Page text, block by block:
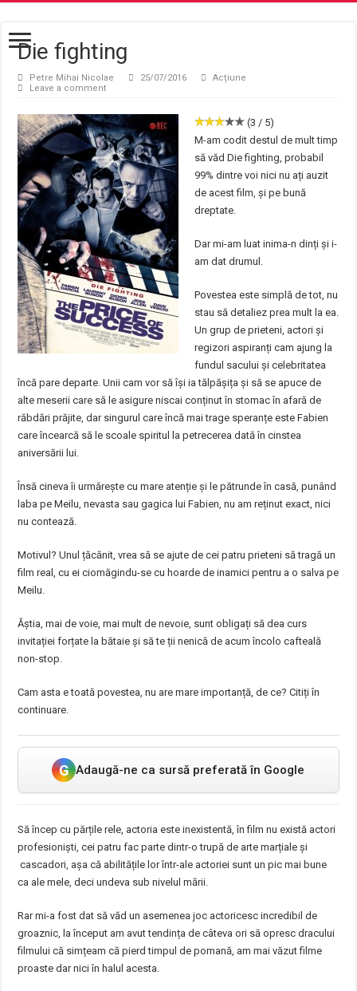
Die fighting
Petre Mihai Nicolae 25/07/2016
Acțiune
Leave a comment
(3 / 5)
M-am codit destul de mult timp
să văd Die fighting, probabil
99% dintre voi nici nu ați auzit
de acest film, și pe bună
dreptate.
Dar mi-am luat inima-n dinți și i-
am dat drumul.
Povestea este simplă de tot, nu
stau să detaliez prea mult la ea.
Un grup de prieteni, actori și
regizori aspiranți cam ajung la
fundul sacului și celebritatea
încă pare departe. Unii cam vor să își ia tălpășița și să se apuce de
alte meserii care să le asigure niscai conținut în stomac în afară de
răbdări prăjite, dar singurul care încă mai trage speranțe este Fabien
care încearcă să le scoale spiritul la petrecerea dată în cinstea
aniversării lui.
Însă cineva îi urmărește cu mare atenție și le pătrunde în casă, punând
laba pe Meilu, nevasta sau gagica lui Fabien, nu am reținut exact, nici
nu contează.
Motivul? Unul țăcănit, vrea să se ajute de cei patru prieteni să tragă un
film real, cu ei ciomăgindu-se cu hoarde de inamici pentru a o salva pe
Meilu.
Ăștia, mai de voie, mai mult de nevoie, sunt obligați să dea curs
invitației forțate la bătaie și să te ții nenică de acum încolo cafteală
non-stop.
Cam asta e toată povestea, nu are mare importanță, de ce? Citiți în
continuare.
G Adaugă-ne ca sursă preferată în Google
Să încep cu părțile rele, actoria este inexistentă, în film nu există actori
profesioniști, cei patru fac parte dintr-o trupă de arte marțiale și
cascadori, așa că abilitățile lor într-ale actoriei sunt un pic mai bune
ca ale mele, deci undeva sub nivelul mării.
Rar mi-a fost dat să văd un asemenea joc actoricesc incredibil de
groaznic, la început am avut tendința de câteva ori să opresc dracului
filmului că simțeam că pierd timpul de pomană, am mai văzut filme
proaste dar nici în halul acesta.